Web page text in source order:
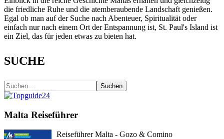
die friedliche Ruhe und die atemberaubende Landschaft genießen.
Egal ob man auf der Suche nach Abenteuer, Spiritualität oder
einfach nur nach einem Ort der Entspannung ist, St. Paul's Island ist
ein Ziel, das für jeden etwas zu bieten hat.
SUCHE
Suchen
Malta Reiseführer
Reiseführer Malta - Gozo & Comino